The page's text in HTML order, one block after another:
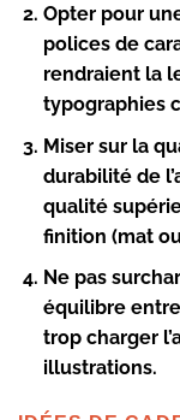
Opter pour
polices de
rendraient la
typographies
Miser sur la
durabilité de
qualité
finition (mat
Ne pas
équilibre
trop charger
illustrations.